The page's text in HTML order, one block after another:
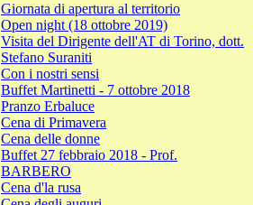
Giornata di apertura al territorio
Open night (18 ottobre 2019)
Visita del Dirigente dell'AT di Torino, dott.
Stefano Suraniti
Con i nostri sensi
Buffet Martinetti - 7 ottobre 2018
Pranzo Erbaluce
Cena di Primavera
Cena delle donne
Buffet 27 febbraio 2018 - Prof.
BARBERO
Cena d'la rusa